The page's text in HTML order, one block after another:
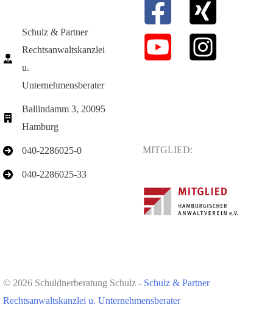
Schulz & Partner
Rechtsanwaltskanzlei
u.
Unternehmensberater
Ballindamm 3, 20095
Hamburg
040-2286025-0
040-2286025-33
MITGLIED:
© 2026 Schuldnerberatung Schulz - Schulz & Partner
Rechtsanwaltskanzlei u. Unternehmensberater